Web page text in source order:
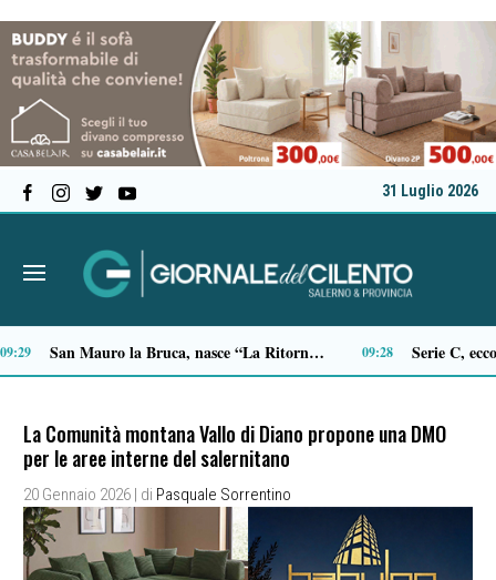
31 Luglio 2026
18:09 18:01
La Comunità montana Vallo di Diano propone una DMO
per le aree interne del salernitano
20 Gennaio 2026 | di Pasquale Sorrentino